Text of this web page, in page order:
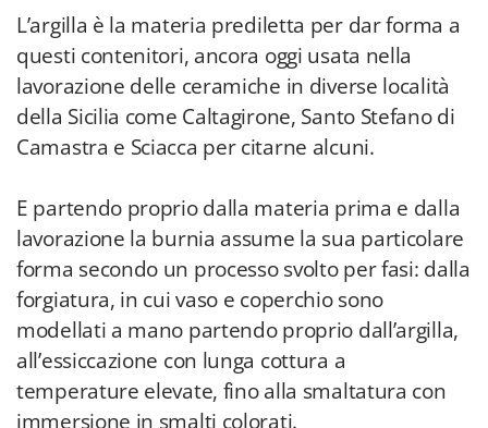
L’argilla è la materia prediletta per dar forma a
questi contenitori, ancora oggi usata nella
lavorazione delle ceramiche in diverse località
della Sicilia come Caltagirone, Santo Stefano di
Camastra e Sciacca per citarne alcuni.
E partendo proprio dalla materia prima e dalla
lavorazione la burnia assume la sua particolare
forma secondo un processo svolto per fasi: dalla
forgiatura, in cui vaso e coperchio sono
modellati a mano partendo proprio dall’argilla,
all’essiccazione con lunga cottura a
temperature elevate, fino alla smaltatura con
immersione in smalti colorati.